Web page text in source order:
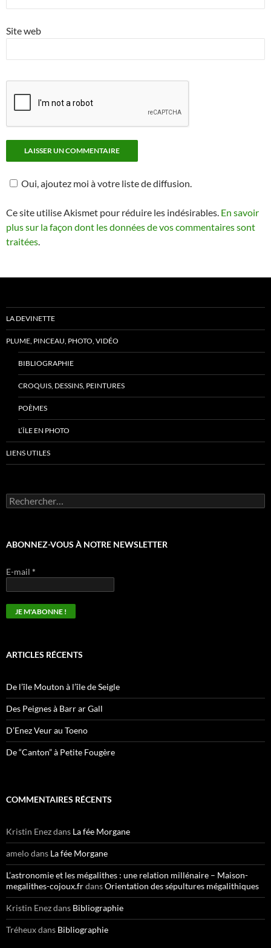
Site web
Oui, ajoutez moi à votre liste de diffusion.
Ce site utilise Akismet pour réduire les indésirables. En savoir
plus sur la façon dont les données de vos commentaires sont
traitées
LA DEVINETTE
PLUME, PINCEAU, PHOTO, VIDÉO
BIBLIOGRAPHIE
CROQUIS, DESSINS, PEINTURES
POÈMES
L’ÎLE EN PHOTO
LIENS UTILES
ABONNEZ-VOUS À NOTRE NEWSLETTER
E-mail *
ARTICLES RÉCENTS
De l’île Mouton à l’île de Seigle
Des Peignes à Barr ar Gall
D’Enez Veur au Toeno
De “Canton” à Petite Fougère
COMMENTAIRES RÉCENTS
Kristin Enezdans La fée Morgane
amelodans La fée Morgane
L’astronomie et les mégalithes : une relation millénaire – Maison-
megalithes-cojoux.frdansOrientation des sépultures mégalithiques
Kristin Enezdans Bibliographie
Tréheuxdans Bibliographie